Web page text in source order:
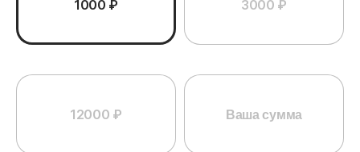
1000 ₽ 3000 ₽
12000 ₽